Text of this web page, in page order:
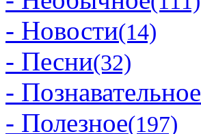
- Новости(14)
- Песни(32)
- Познавательное
- Полезное(197)